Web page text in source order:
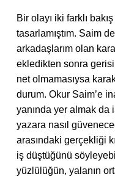
Bir olayı iki farklı
tasarlamıştım. Saim
arkadaşlarım olan
ekledikten sonra
net olmamasıysa
durum. Okur Saim’e
yanında yer almak da
yazara nasıl
arasındaki gerçekliği
iş düştüğünü
yüzlülüğün, yalanın